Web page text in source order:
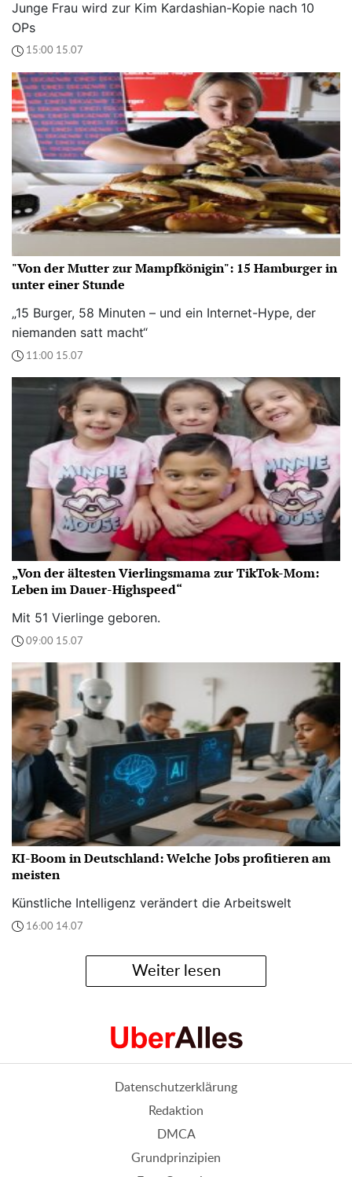
Junge Frau wird zur Kim Kardashian-Kopie nach 10
OPs
15:00 15.07
"Von der Mutter zur Mampfkönigin": 15 Hamburger in
unter einer Stunde
„15 Burger, 58 Minuten – und ein Internet-Hype, der
niemanden satt macht“
11:00 15.07
„Von der ältesten Vierlingsmama zur TikTok-Mom:
Leben im Dauer-Highspeed“
Mit 51 Vierlinge geboren.
09:00 15.07
KI-Boom in Deutschland: Welche Jobs profitieren am
meisten
Künstliche Intelligenz verändert die Arbeitswelt
16:00 14.07
Weiter lesen
Datenschutzerklärung
Redaktion
DMCA
Grundprinzipien